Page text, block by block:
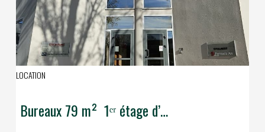
LOCATION
Bureaux 79 m²  1ᵉʳ étage d’un immeuble tertiaire